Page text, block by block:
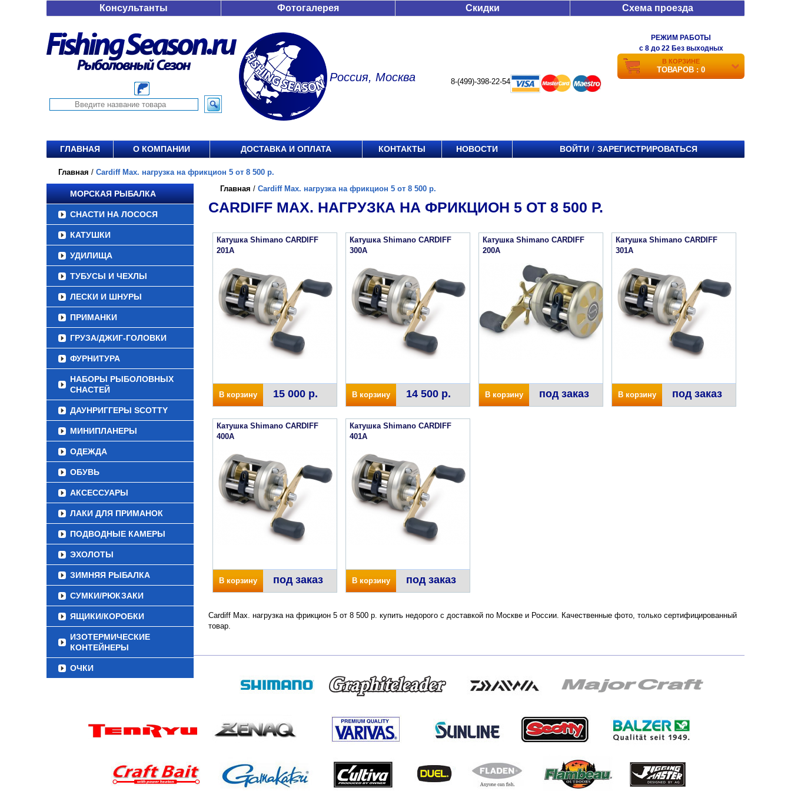
Консультанты Фотогалерея Скидки Схема проезда
Россия, Москва 8-(499)-398-22-54
РЕЖИМ РАБОТЫ
c 8 до 22 Без выходных
В КОРЗИНЕ
ТОВАРОВ : 0
ГЛАВНАЯ О КОМПАНИИ ДОСТАВКА И ОПЛАТА КОНТАКТЫ НОВОСТИ ВОЙТИ / ЗАРЕГИСТРИРОВАТЬСЯ
Главная / Cardiff Max. нагрузка на фрикцион 5 от 8 500 р.
МОРСКАЯ РЫБАЛКА
СНАСТИ НА ЛОСОСЯ
КАТУШКИ
УДИЛИЩА
ТУБУСЫ И ЧЕХЛЫ
ЛЕСКИ И ШНУРЫ
ПРИМАНКИ
ГРУЗА/ДЖИГ-ГОЛОВКИ
ФУРНИТУРА
НАБОРЫ РЫБОЛОВНЫХ
СНАСТЕЙ
ДАУНРИГГЕРЫ SCOTTY
МИНИПЛАНЕРЫ
ОДЕЖДА
ОБУВЬ
АКСЕССУАРЫ
ЛАКИ ДЛЯ ПРИМАНОК
ПОДВОДНЫЕ КАМЕРЫ
ЭХОЛОТЫ
ЗИМНЯЯ РЫБАЛКА
СУМКИ/РЮКЗАКИ
ЯЩИКИ/КОРОБКИ
ИЗОТЕРМИЧЕСКИЕ
КОНТЕЙНЕРЫ
ОЧКИ
Главная / Cardiff Max. нагрузка на фрикцион 5 от 8 500 р.
CARDIFF MAX. НАГРУЗКА НА ФРИКЦИОН 5 ОТ 8 500 Р.
Катушка Shimano CARDIFF
201A
В корзину 15 000 р.
Катушка Shimano CARDIFF
300A
В корзину 14 500 р.
Катушка Shimano CARDIFF
200A
В корзину под заказ
Катушка Shimano CARDIFF
301A
В корзину под заказ
Катушка Shimano CARDIFF
400A
В корзину под заказ
Катушка Shimano CARDIFF
401A
В корзину под заказ
Cardiff Max. нагрузка на фрикцион 5 от 8 500 р. купить недорого с доставкой по Москве и России. Качественные фото, только сертифицированный
товар.